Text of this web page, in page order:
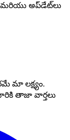
అప్‌డేట్‌లు
మా లక్ష్యం.
వారికి తాజా వార్తలు